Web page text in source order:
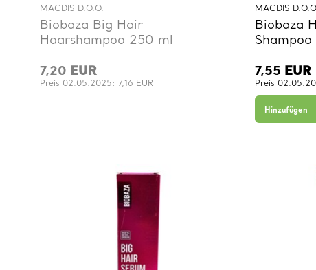
MAGDIS D.O.O.
Biobaza Big Hair
Haarshampoo 250 ml
7,20 EUR
Preis 02.05.2025: 7,16 EUR
MAGDIS
Biobaza
7,55 EUR
Preis
Hinzufügen